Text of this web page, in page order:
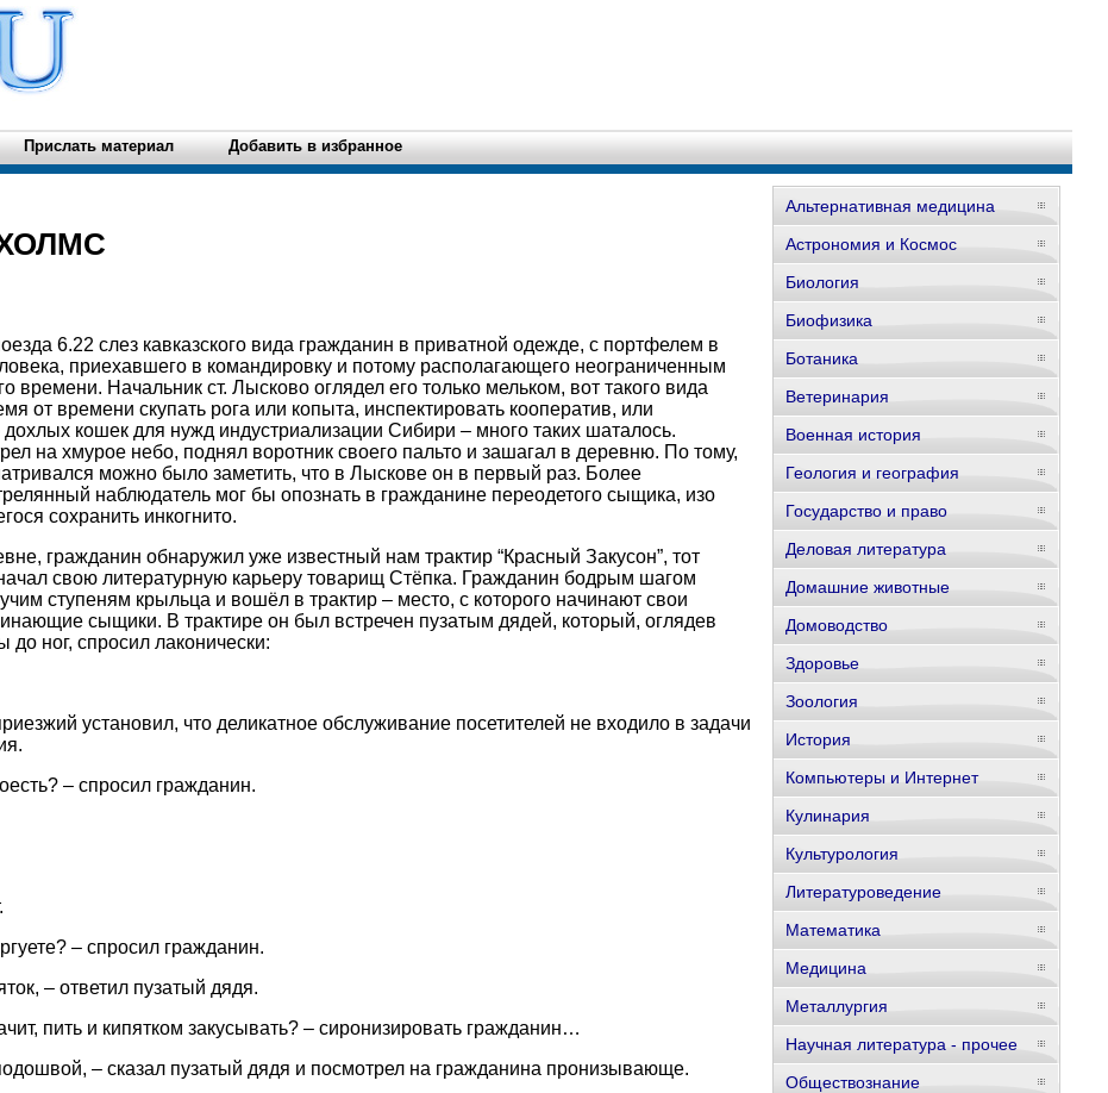
Прислать материал Добавить в избранное
6.22 слез кавказского вида гражданин в приватной одежде, с портфелем в
приехавшего в командировку и потому располагающего неограниченным
времени. Начальник ст. Лысково оглядел его только мельком, вот такого вида
от времени скупать рога или копыта, инспектировать кооператив, или
дохлых кошек для нужд индустриализации Сибири – много таких шаталось.
на хмурое небо, поднял воротник своего пальто и зашагал в деревню. По тому,
можно было заметить, что в Лыскове он в первый раз. Более
наблюдатель мог бы опознать в гражданине переодетого сыщика, изо
сохранить инкогнито.
гражданин обнаружил уже известный нам трактир “Красный Закусон”, тот
свою литературную карьеру товарищ Стёпка. Гражданин бодрым шагом
ступеням крыльца и вошёл в трактир – место, с которого начинают свои
сыщики. В трактире он был встречен пузатым дядей, который, оглядев
до ног, спросил лаконически:
установил, что деликатное обслуживание посетителей не входило в задачи
– спросил гражданин.
– спросил гражданин.
– ответил пузатый дядя.
пить и кипятком закусывать? – сиронизировать гражданин…
– сказал пузатый дядя и посмотрел на гражданина пронизывающе.
Альтернативная медицина
Астрономия и Космос
Биология
Биофизика
Ботаника
Ветеринария
Военная история
Геология и география
Государство и право
Деловая литература
Домашние животные
Домоводство
Здоровье
Зоология
История
Компьютеры и Интернет
Кулинария
Культурология
Литературоведение
Математика
Медицина
Металлургия
Научная литература - прочее
Обществознание